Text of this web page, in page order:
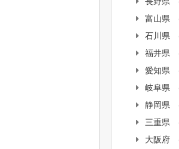
富山県
石川県
福井県
愛知県
岐阜県
静岡県
三重県
大阪府